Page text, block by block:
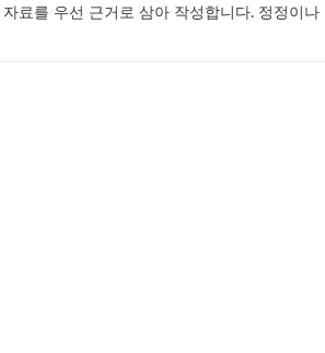
료를 우선 근거로 삼아 작성합니다. 정정이나